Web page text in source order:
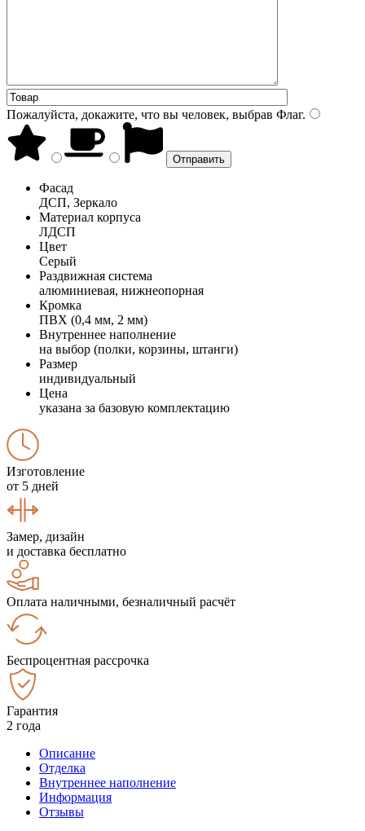
Пожалуйста, докажите, что вы человек, выбрав Флаг.
Фасад
ДСП, Зеркало
Материал корпуса
ЛДСП
Цвет
Серый
Раздвижная система
алюминиевая, нижнеопорная
Кромка
ПВХ (0,4 мм, 2 мм)
Внутреннее наполнение
на выбор (полки, корзины, штанги)
Размер
индивидуальный
Цена
указана за базовую комплектацию
Изготовление
от 5 дней
Замер, дизайн
и доставка бесплатно
Оплата наличными, безналичный расчёт
Беспроцентная рассрочка
Гарантия
2 года
Описание
Отделка
Внутреннее наполнение
Информация
Отзывы